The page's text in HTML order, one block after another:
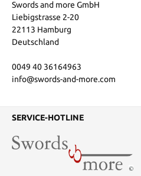
Swords and more GmbH
Liebigstrasse 2-20
22113 Hamburg
Deutschland
0049 40 36164963
info@swords-and-more.com
SERVICE-HOTLINE